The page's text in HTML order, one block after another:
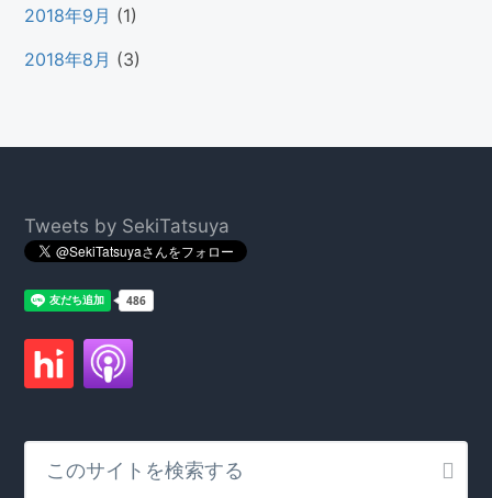
2018年9月 (1)
2018年8月 (3)
Footer
Tweets by SekiTatsuya